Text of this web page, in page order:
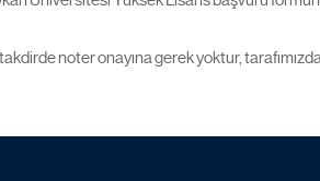
noter onayına gerek yoktur,